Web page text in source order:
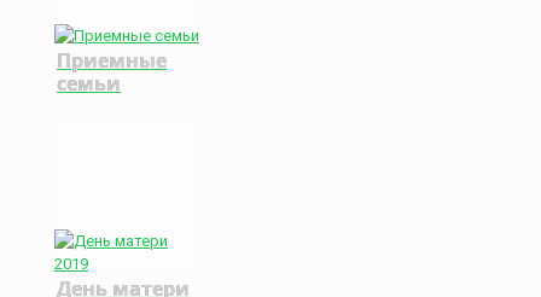
Приемные
семьи
День матери